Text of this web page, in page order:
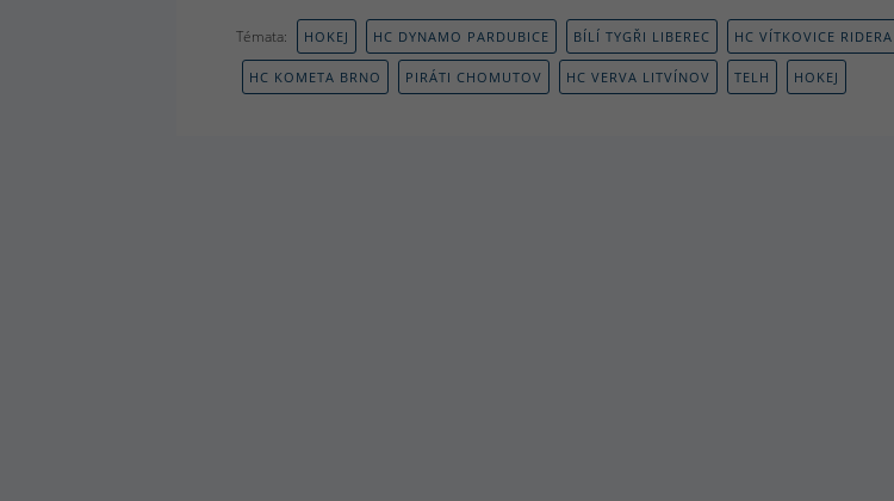
Témata: HOKEJ HC DYNAMO PARDUBICE BÍLÍ TYGŘI LIBEREC HC VÍTKOVICE RIDERA
HC KOMETA BRNO PIRÁTI CHOMUTOV HC VERVA LITVÍNOV TELH HOKEJ